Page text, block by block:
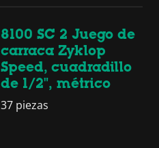
8100 SC 2 Juego de
carraca Zyklop
Speed, cuadradillo
de 1/2", métrico
37 piezas